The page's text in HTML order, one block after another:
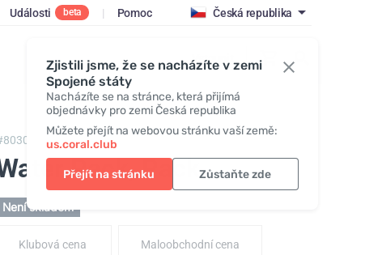
Zjistili jsme, že se nacházíte v zemi
Spojené státy
Nacházíte se na stránce, která přijímá
objednávky pro zemi Česká republika
Můžete přejít na webovou stránku vaší země:
us.coral.club
Přejít na stránku Zůstaňte zde
Události beta | Pomoc Česká republika
Vstoupit
Water Pack №1
Pack, Pack
Není skladem
Klubová cena Maloobchodní cena